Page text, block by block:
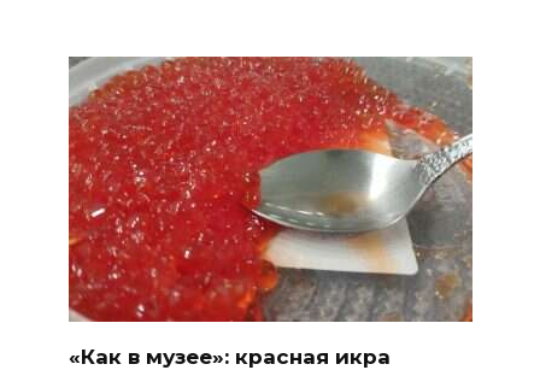
«Как в музее»: красная икра